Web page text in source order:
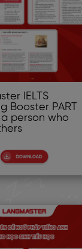
IELTS
Booster PART
a person who